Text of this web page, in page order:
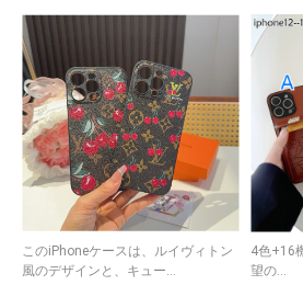
このiPhoneケースは、ルイヴィトン
風のデザインと、キュー...
4色+16機種に
望の...